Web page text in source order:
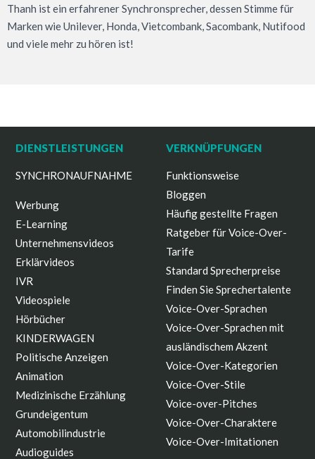
Thanh ist ein erfahrener Synchronsprecher, dessen Stimme für
Marken wie Unilever, Honda, Vietcombank, Sacombank, Nutifood
und viele mehr zu hören ist!
DIENSTLEISTUNGEN
SYNCHRONAUFNAHME
Werbung
E-Learning
Unternehmensvideos
Erklärvideos
IVR
Videospiele
Hörbücher
KINDERWAGEN
Politische Anzeigen
Animation
Medizinische Erzählung
Grundeigentum
Automobilindustrie
Audioguides
VERKNÜPFUNGEN
Funktionsweise
Bloggen
Häufig gestellte Fragen
Ratgeber für Voice-Over-
Tarife
Standard Sprecherpreise
Finden Sie Sprechertalente
Voice-Over-Sprachen
Voice-Over-Sprachen mit
ausländischem Akzent
Voice-Over-Kategorien
Voice-Over-Stile
Voice-over-Pitches
Voice-Over-Charaktere
Voice-Over-Imitationen